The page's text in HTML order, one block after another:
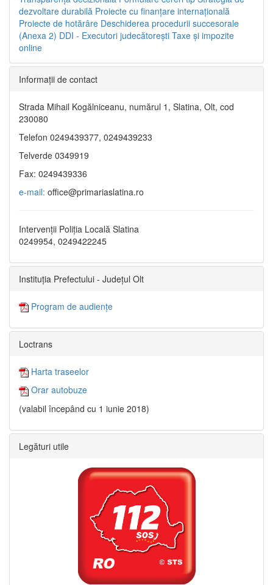
dezvoltare durabilă Proiecte cu finanţare internaţională
Proiecte de hotărâre Deschiderea procedurii succesorale
(Anexa 2) DDI - Executori judecătorești Taxe şi impozite
online
Informaţii de contact
Strada Mihail Kogălniceanu, numărul 1, Slatina, Olt, cod
230080
Telefon 0249439377, 0249439233
Telverde 0349919
Fax: 0249439336
e-mail: office@primariaslatina.ro
Intervenții Poliția Locală Slatina
0249954, 0249422245
Instituția Prefectului - Județul Olt
Program de audiențe
Loctrans
Harta traseelor
Orar autobuze
(valabil începând cu 1 iunie 2018)
Legături utile